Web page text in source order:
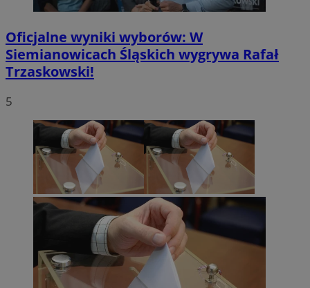
Oficjalne wyniki wyborów: W
Siemianowicach Śląskich wygrywa Rafał
Trzaskowski!
5